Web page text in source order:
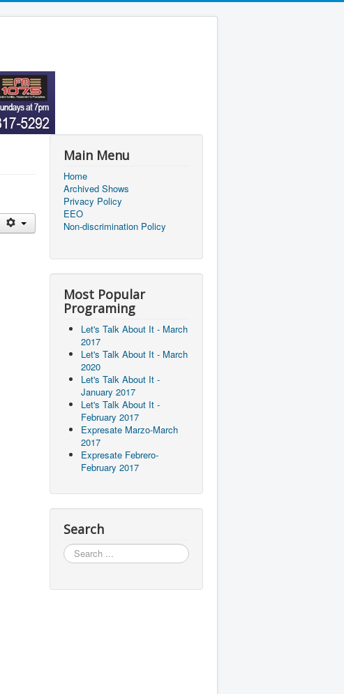
Main Menu
Home
Archived Shows
Privacy Policy
EEO
Non-discrimination Policy
Most Popular
Programing
Let's Talk About It - March
2017
Let's Talk About It - March
2020
Let's Talk About It -
January 2017
Let's Talk About It -
February 2017
Expresate Marzo-March
2017
Expresate Febrero-
February 2017
Search
Search